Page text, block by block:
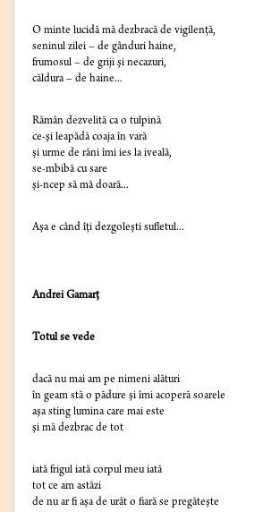
O minte lucidă mă dezbracă de vigilenţă,
seninul zilei – de gânduri haine,
frumosul – de griji şi necazuri,
căldura – de haine...
Rămân dezvelită ca o tulpină
ce-şi leapădă coaja în vară
şi urme de răni îmi ies la iveală,
se-mbibă cu sare
şi-ncep să mă doară...
Aşa e când îţi dezgoleşti sufletul...
Andrei Gamarţ
Totul se vede
dacă nu mai am pe nimeni alături
în geam stă o pădure şi îmi acoperă soarele
aşa sting lumina care mai este
şi mă dezbrac de tot
iată frigul iată corpul meu iată
tot ce am astăzi
de nu ar fi aşa de urât o fiară se pregăteşte